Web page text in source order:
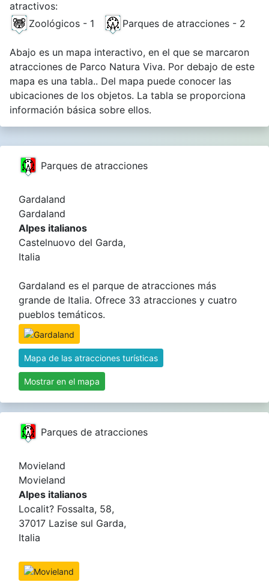
atractivos:
Zoológicos - 1
Parques de atracciones - 2
Abajo es un mapa interactivo, en el que se marcaron
atracciones de Parco Natura Viva. Por debajo de este
mapa es una tabla.. Del mapa puede conocer las
ubicaciones de los objetos. La tabla se proporciona
información básica sobre ellos.
Parques de atracciones
Gardaland
Gardaland
Alpes italianos
Castelnuovo del Garda,
Italia
Gardaland es el parque de atracciones más
grande de Italia. Ofrece 33 atracciones y cuatro
pueblos temáticos.
Mapa de las atracciones turísticas
Mostrar en el mapa
Parques de atracciones
Movieland
Movieland
Alpes italianos
Localit? Fossalta, 58,
37017 Lazise sul Garda,
Italia